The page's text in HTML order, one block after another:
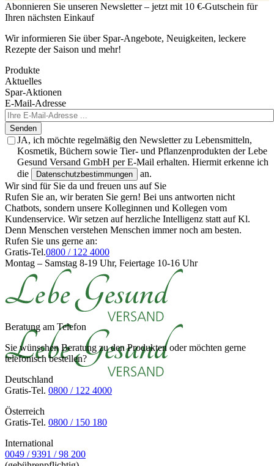
Abonnieren Sie unseren Newsletter – jetzt mit 10 €-Gutschein für
Ihren nächsten Einkauf
Wir informieren Sie über Spar-Angebote, Neuigkeiten, leckere
Rezepte der Saison und mehr!
Produkte
Aktuelles
Spar-Aktionen
E-Mail-Adresse
Senden
JA, ich möchte regelmäßig den Newsletter zu Lebensmitteln,
Kosmetik, Büchern sowie Tier- und Pflanzenprodukten der Lebe
Gesund Versand GmbH per E-Mail erhalten. Hiermit erkenne ich
die
Datenschutzbestimmungen
an.
Wir sind für Sie da und freuen uns auf Sie
Rufen Sie an, wir beraten Sie gern! Bei uns antworten nicht
Chatbots, sondern unsere Kolleginnen und Kollegen vom
Kundenservice. Wir setzen auf herzliche Intelligenz statt auf Kl.
Denn Menschen verstehen Menschen immer noch am besten.
Rufen Sie uns gerne an:
Gratis-Tel.0800 / 122 4000
Montag – Samstag 8-19 Uhr, Feiertage 10-16 Uhr
Beratung am Telefon
Sie wünschen Beratung zu den Produkten oder möchten gerne
telefonisch bestellen?
Deutschland
Gratis-Tel. 0800 / 122 4000
Österreich
Gratis-Tel. 0800 / 150 180
International
0049 / 9391 / 98 200